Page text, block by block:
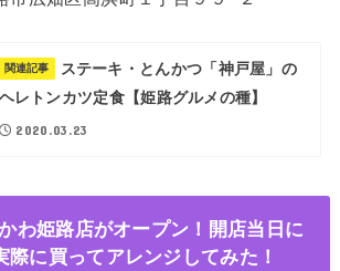
関連記事
ステーキ・とんかつ「神戸屋」の
ヘレトンカツ定食【姫路グルメの種】
2020.03.23
わ姫路店がオープン！開店当日に
際に買ってアレンジしてみた！